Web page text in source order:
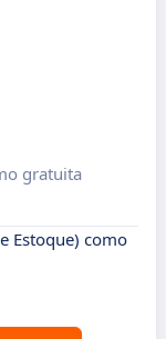
gratuita
Estoque) como